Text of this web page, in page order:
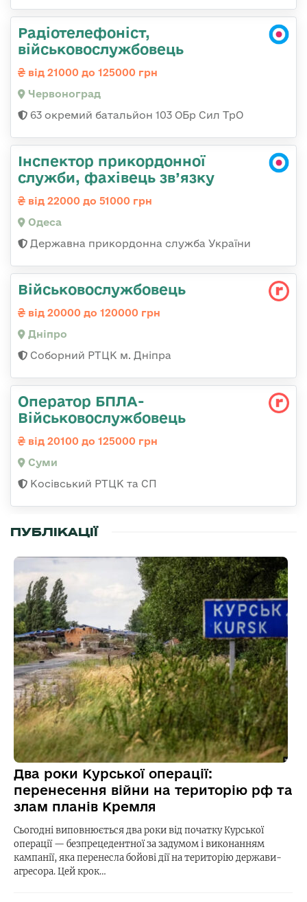
Радіотелефоніст,
військовослужбовець
від 21000 до 125000 грн
Червоноград
63 окремий батальйон 103 ОБр Сил ТрО
Інспектор прикордонної
служби, фахівець зв’язку
від 22000 до 51000 грн
Одеса
Державна прикордонна служба України
Військовослужбовець
від 20000 до 120000 грн
Дніпро
Соборний РТЦК м. Дніпра
Оператор БПЛА-
Військовослужбовець
від 20100 до 125000 грн
Суми
Косівський РТЦК та СП
ПУБЛІКАЦІЇ
Два роки Курської операції:
перенесення війни на територію рф та
злам планів Кремля
Сьогодні виповнюється два роки від початку Курської
операції — безпрецедентної за задумом і виконанням
кампанії, яка перенесла бойові дії на територію держави-
агресора. Цей крок…